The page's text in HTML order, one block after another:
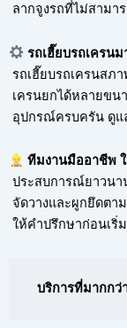
ลากจูงรถที่ไม่สามา
รถเฮี๊ยบรถเครน
รถเฮี๊ยบรถเครนสภ
เครนยกได้หลายขน
อุปกรณ์ครบครัน ดู
ทีมงานมืออาชีพ
ประสบการณ์ยาวนา
จัดวางและผูกยึดตา
ให้คำปรึกษาก่อนเ
บริการที่มากก